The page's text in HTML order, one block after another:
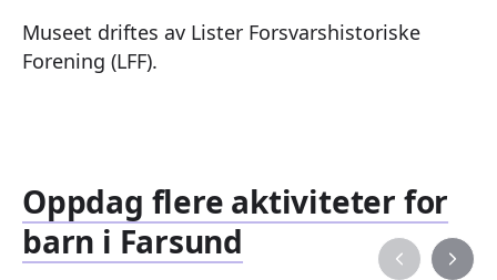
Museet driftes av Lister Forsvarshistoriske
Forening (LFF).
Oppdag flere aktiviteter for
barn i Farsund